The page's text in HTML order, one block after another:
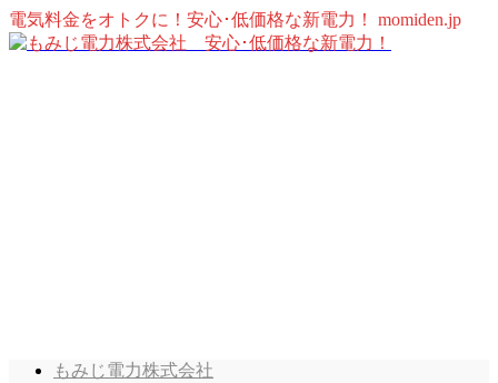
電気料金をオトクに！安心･低価格な新電力！ momiden.jp
もみじ電力株式会社